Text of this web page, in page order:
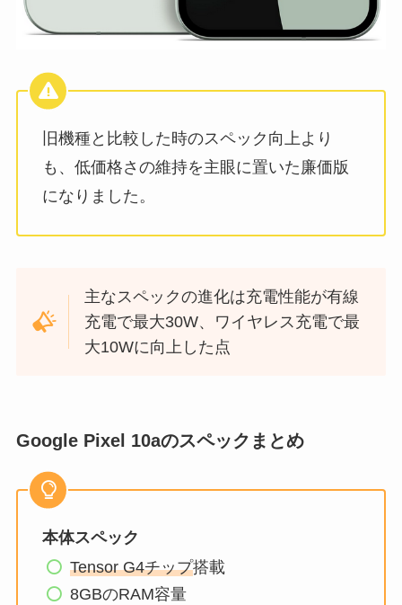
旧機種と比較した時のスペック向上より
も、低価格さの維持を主眼に置いた廉価版
になりました。
主なスペックの進化は充電性能が有線
充電で最大30W、ワイヤレス充電で最
大10Wに向上した点
Google Pixel 10aのスペックまとめ
本体スペック
Tensor G4チップ搭載
8GBのRAM容量